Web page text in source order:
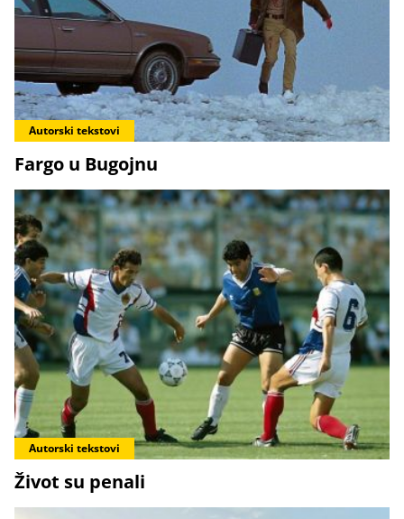
Autorski tekstovi
Fargo u Bugojnu
Autorski tekstovi
Život su penali